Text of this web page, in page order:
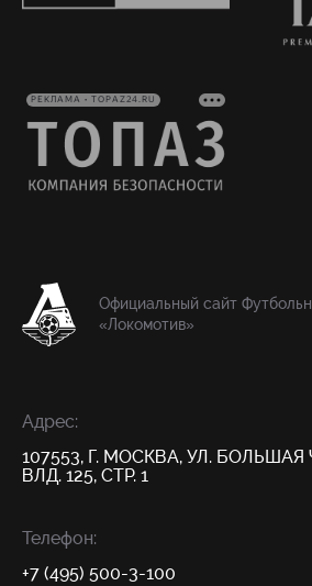
РЕКЛАМА • TOPAZ24.RU
Официальный сайт
«Локомотив»
Адрес:
107553, Г. МОСКВА, УЛ.
ВЛД. 125, СТР. 1
Телефон:
+7 (495) 500-3-100